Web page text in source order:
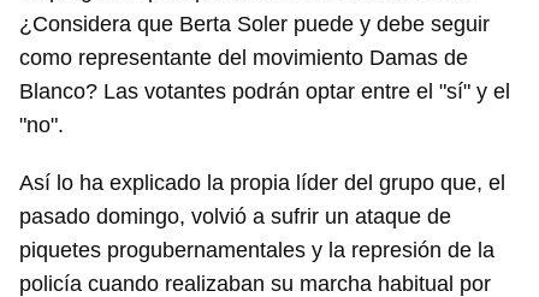
¿Considera que Berta Soler puede y debe seguir
como representante del movimiento Damas de
Blanco? Las votantes podrán optar entre el "sí" y el
"no".
Así lo ha explicado la propia líder del grupo que, el
pasado domingo, volvió a sufrir un ataque de
piquetes progubernamentales y la represión de la
policía cuando realizaban su marcha habitual por